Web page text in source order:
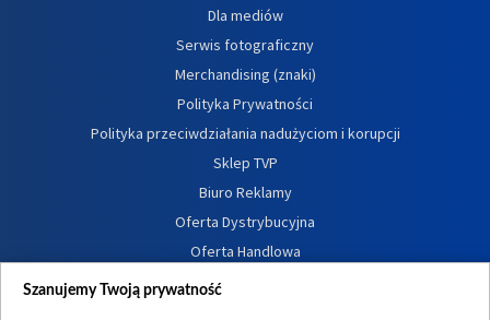
Dla mediów
Serwis fotograficzny
Merchandising (znaki)
Polityka Prywatności
Polityka przeciwdziałania nadużyciom i korupcji
Sklep TVP
Biuro Reklamy
Oferta Dystrybucyjna
Oferta Handlowa
Dostępność
Szanujemy Twoją prywatność